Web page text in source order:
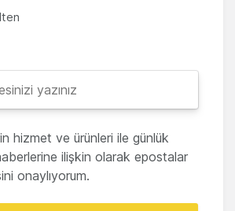
hizmet ve ürünleri ile günlük
ilişkin olarak epostalar
onaylıyorum.